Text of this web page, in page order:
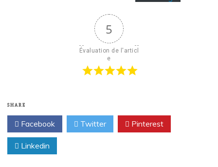
5
Évaluation de l'articl
e
SHARE
Facebook Twitter Pinterest
Linkedin